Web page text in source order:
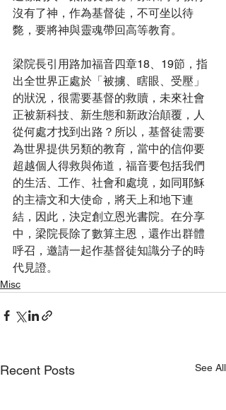
沒有了神，作為基督徒，不可坐以待
斃，要將神與靈魂帶回高等教育。
梁院長引用路加福音四章18、19節，指
出全世界正處於「被擄、瞎眼、受壓」
的狀況，很需要基督的救贖，未來社會
正被新科技、新生態和新政治顛覆，人
從何處才找到出路？所以，基督徒需要
為世界提供另類的教育，當中的信仰要
超越個人得救與佈道，福音要包括我們
的生活、工作、社會和處境，如同耶穌
的主禱文和大使命，將天上和地下連
結，因此，決定創立恩光書院。在分享
中，梁院長除了數算主恩，還作出群體
呼召，邀請一起作基督徒知識分子的時
代見證。
Misc
Recent Posts See All